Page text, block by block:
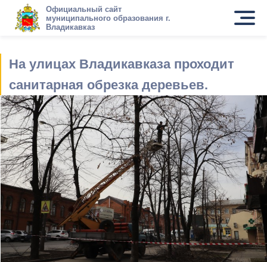
Официальный сайт
муниципального образования г.
Владикавказ
На улицах Владикавказа проходит
санитарная обрезка деревьев.